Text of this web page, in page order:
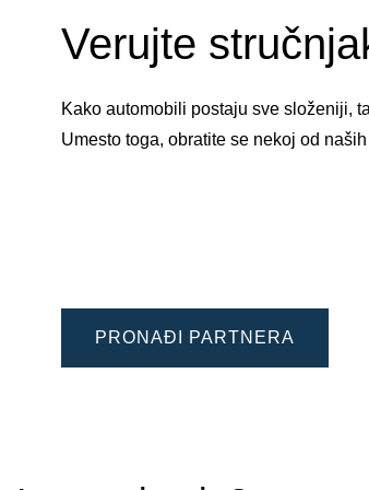
Verujte
Kako automobili postaju sve složeniji,
Umesto toga, obratite se nekoj od
PRONAĐI PARTNERA